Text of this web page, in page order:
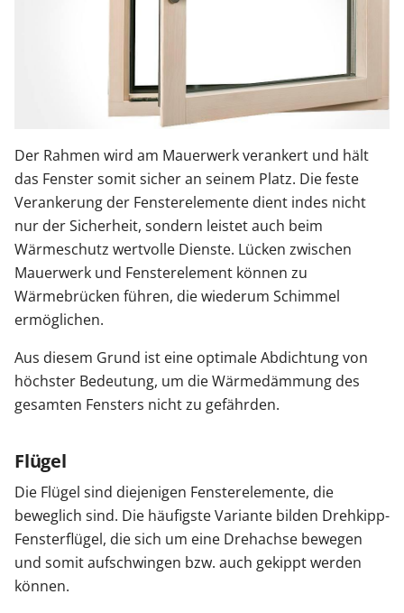
Der Rahmen wird am Mauerwerk verankert und hält
das Fenster somit sicher an seinem Platz. Die feste
Verankerung der Fensterelemente dient indes nicht
nur der Sicherheit, sondern leistet auch beim
Wärmeschutz wertvolle Dienste. Lücken zwischen
Mauerwerk und Fensterelement können zu
Wärmebrücken führen, die wiederum Schimmel
ermöglichen.
Aus diesem Grund ist eine optimale Abdichtung von
höchster Bedeutung, um die Wärmedämmung des
gesamten Fensters nicht zu gefährden.
Flügel
Die Flügel sind diejenigen Fensterelemente, die
beweglich sind. Die häufigste Variante bilden Drehkipp-
Fensterflügel, die sich um eine Drehachse bewegen
und somit aufschwingen bzw. auch gekippt werden
können.